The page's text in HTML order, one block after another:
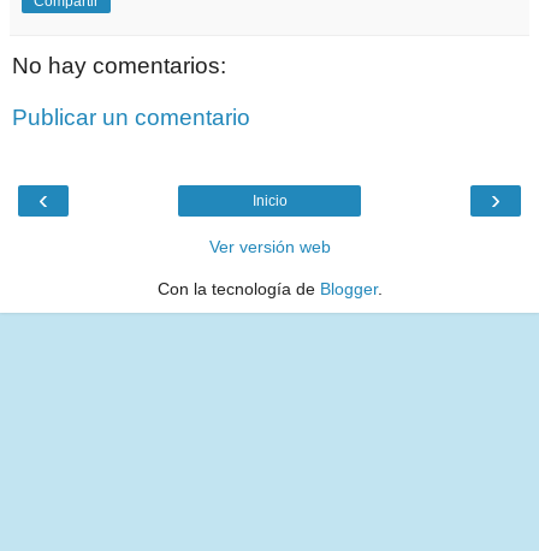
No hay comentarios:
Publicar un comentario
‹ ›
Inicio
Ver versión web
Con la tecnología de Blogger.